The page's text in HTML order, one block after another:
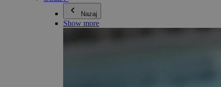
Nazaj
Show more